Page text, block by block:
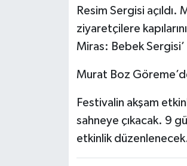
Resim Sergisi
ziyaretçilere
Miras: Bebek
Murat Boz
Festivalin akşam
sahneye çıkacak. 9
etkinlik